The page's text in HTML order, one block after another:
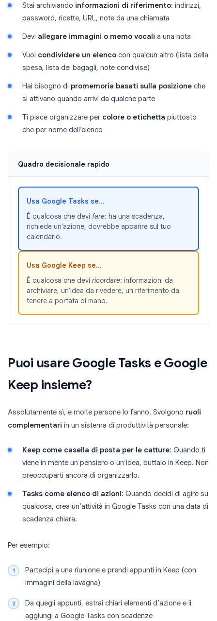
Stai archiviando informazioni di riferimento: indirizzi,
password, ricette, URL, note da una chiamata
Devi allegare immagini o memo vocali a una nota
Vuoi condividere un elenco con qualcun altro (lista della
spesa, lista dei bagagli, note condivise)
Hai bisogno di promemoria basati sulla posizione che
si attivano quando arrivi da qualche parte
Ti piace organizzare per colore o etichetta piuttosto
che per nome dell’elenco
Quadro decisionale rapido
Usa Google Tasks se...
È qualcosa che devi fare: ha una scadenza,
richiede un'azione, dovrebbe apparire sul tuo
calendario.
Usa Google Keep se...
È qualcosa che devi ricordare: informazioni da
archiviare, un'idea da rivedere, un riferimento da
tenere a portata di mano.
Puoi usare Google Tasks e Google
Keep insieme?
Assolutamente sì, e molte persone lo fanno. Svolgono ruoli
complementari in un sistema di produttività personale:
Keep come casella di posta per le catture: Quando ti
viene in mente un pensiero o un’idea, buttalo in Keep. Non
preoccuparti ancora di organizzarlo.
Tasks come elenco di azioni: Quando decidi di agire su
qualcosa, crea un’attività in Google Tasks con una data di
scadenza chiara.
Per esempio:
Partecipi a una riunione e prendi appunti in Keep (con
immagini della lavagna)
Da quegli appunti, estrai chiari elementi d’azione e li
aggiungi a Google Tasks con scadenze